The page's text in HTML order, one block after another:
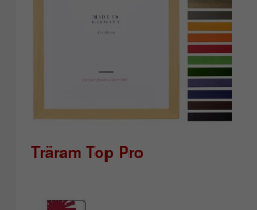
Träram Top Pro